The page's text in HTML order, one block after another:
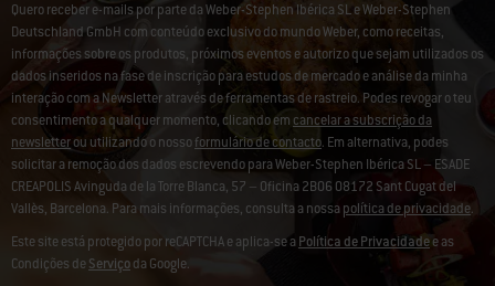
Quero receber e-mails por parte da Weber-Stephen Ibérica SL e Weber-Stephen
Deutschland GmbH com conteúdo exclusivo do mundo Weber, como receitas,
informações sobre os produtos, próximos eventos e autorizo que sejam utilizados os
dados inseridos na fase de inscrição para estudos de mercado e análise da minha
interação com a Newsletter através de ferramentas de rastreio. Podes revogar o teu
consentimento a qualquer momento, clicando em cancelar a subscrição da
newsletterou utilizando o nossoformulário de contacto. Em alternativa, podes
solicitar a remoção dos dados escrevendo para Weber-Stephen Ibérica SL – ESADE
CREAPOLIS Avinguda de la Torre Blanca, 57 – Oficina 2B06 08172 Sant Cugat del
Vallès, Barcelona. Para mais informações, consulta a nossapolítica de privacidade.
Este site está protegido por reCAPTCHA e aplica-se aPolítica de Privacidadee as
Condições deServiçoda Google.